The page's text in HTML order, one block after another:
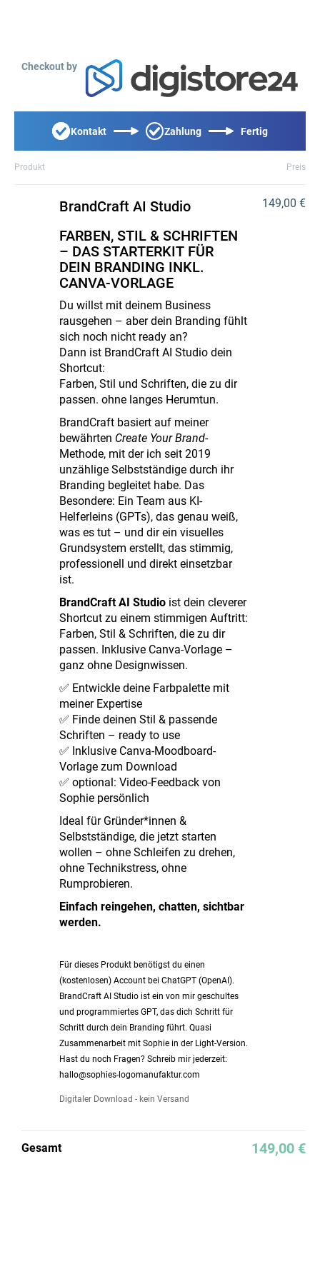
Checkout by
Kontakt Zahlung Fertig
Produkt Preis
BrandCraft AI Studio
FARBEN, STIL & SCHRIFTEN
– DAS STARTERKIT FÜR
DEIN BRANDING INKL.
CANVA-VORLAGE
Du willst mit deinem Business
rausgehen – aber dein Branding fühlt
sich noch nicht ready an?
Dann ist BrandCraft AI Studio dein
Shortcut:
Farben, Stil und Schriften, die zu dir
passen. ohne langes Herumtun.
BrandCraft basiert auf meiner
bewährten Create Your Brand-
Methode, mit der ich seit 2019
unzählige Selbstständige durch ihr
Branding begleitet habe. Das
Besondere: Ein Team aus KI-
Helferleins (GPTs), das genau weiß,
was es tut – und dir ein visuelles
Grundsystem erstellt, das stimmig,
professionell und direkt einsetzbar
ist.
BrandCraft AI Studio ist dein cleverer
Shortcut zu einem stimmigen Auftritt:
Farben, Stil & Schriften, die zu dir
passen. Inklusive Canva-Vorlage –
ganz ohne Designwissen.
✅ Entwickle deine Farbpalette mit
meiner Expertise
✅ Finde deinen Stil & passende
Schriften – ready to use
✅ Inklusive Canva-Moodboard-
Vorlage zum Download
✅ optional: Video-Feedback von
Sophie persönlich
Ideal für Gründer*innen &
Selbstständige, die jetzt starten
wollen – ohne Schleifen zu drehen,
ohne Technikstress, ohne
Rumprobieren.
Einfach reingehen, chatten, sichtbar
werden.
Für dieses Produkt benötigst du einen
(kostenlosen) Account bei ChatGPT (OpenAI).
BrandCraft AI Studio ist ein von mir geschultes
und programmiertes GPT, das dich Schritt für
Schritt durch dein Branding führt. Quasi
Zusammenarbeit mit Sophie in der Light-Version.
Hast du noch Fragen? Schreib mir jederzeit:
hallo@sophies-logomanufaktur.com
Digitaler Download - kein Versand
149,00 €
Gesamt 149,00 €